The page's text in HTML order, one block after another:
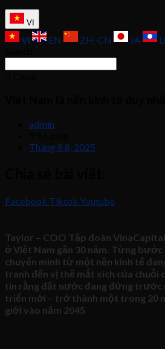
VI
VI EN ZH-CN JA
admin
Tháng 8 8, 2025
Facebook Tiktok Youtube
Taylor – COO Tập đoàn
ở Việt Nam gần 30 năm. Từng
chuyển mình từ một nền kinh tế
tranh đến vị thế mắt xích của chuỗi
tin rằng đất nước đang đứng trước
triển mới – trở thành một trong 20
giới vào năm 2045